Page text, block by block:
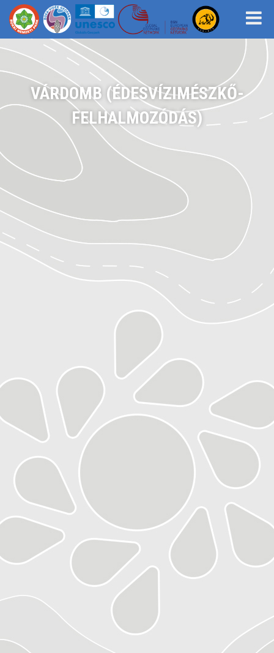
VÁRDOMB (ÉDESVÍZIMÉSZKŐ-
FELHALMOZÓDÁS)